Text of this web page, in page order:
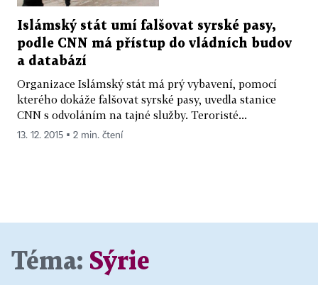
Islámský stát umí falšovat syrské pasy,
podle CNN má přístup do vládních budov
a databází
Organizace Islámský stát má prý vybavení, pomocí
kterého dokáže falšovat syrské pasy, uvedla stanice
CNN s odvoláním na tajné služby. Teroristé...
13. 12. 2015 ▪ 2 min. čtení
Téma: Sýrie